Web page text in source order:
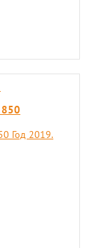
850
Год 2019.